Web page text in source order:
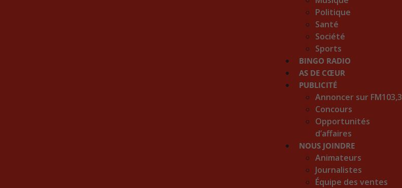
Politique
Santé
Société
Sports
BINGO RADIO
AS DE CŒUR
PUBLICITÉ
Annoncer sur FM103,3
Concours
Opportunités
d’affaires
NOUS JOINDRE
Animateurs
Journalistes
Équipe des ventes